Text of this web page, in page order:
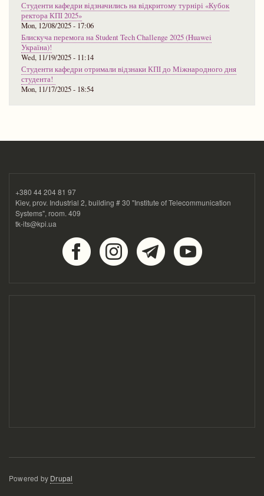
Студенти кафедри відзначились на відкритому турнірі «Кубок
ректора КПІ 2025»
Mon, 12/08/2025 - 17:06
Блискуча перемога на Student Tech Challenge 2025 (Huawei
Україна)!
Wed, 11/19/2025 - 11:14
Студенти кафедри отримали відзнаки КПІ до Міжнародного дня
студента!
Mon, 11/17/2025 - 18:54
+380 44 204 81 97
Kiev, prov. Industrial 2, building # 30 "Institute of Telecommunication
Systems", room. 409
tk-its@kpi.ua
Powered by Drupal